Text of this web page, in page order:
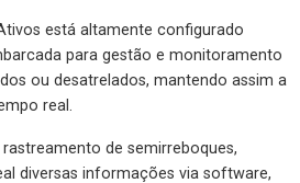
está altamente configurado
para gestão e monitoramento
ou desatrelados, mantendo assim a
real.
de semirreboques,
diversas informações via software,